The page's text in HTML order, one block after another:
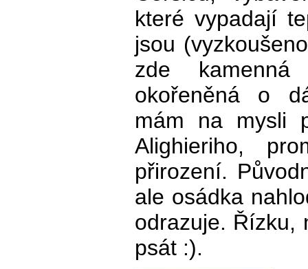
které vypadají
jsou
zde
okořeněná o
mám na mysli
Alighieriho,
přirození.
ale osádka
odrazuje.
psát :).